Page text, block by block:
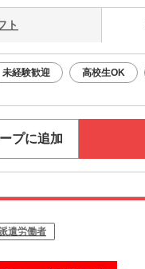
ト
未経験歓迎 高校生OK
プに追加
遣労働者